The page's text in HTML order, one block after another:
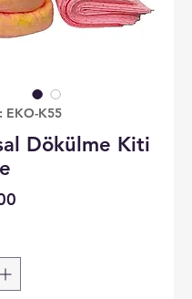
EKO-K55
Dökülme Kiti